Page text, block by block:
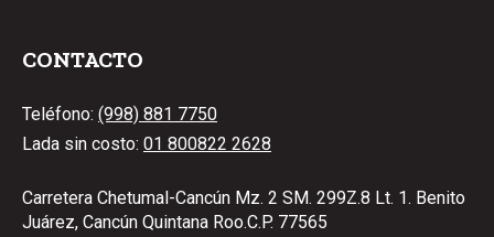
CONTACTO
Teléfono: (998) 881 7750
Lada sin costo: 01 800822 2628
Carretera Chetumal-Cancún Mz. 2 SM. 299Z.8 Lt. 1. Benito
Juárez, Cancún Quintana Roo.C.P. 77565